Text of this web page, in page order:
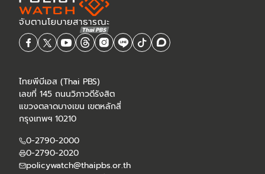
ไทยพีบีเอส (Thai PBS)
เลขที่ 145 ถนนวิภาวดีรังสิต
แขวงตลาดบางเขน เขตหลักสี่
กรุงเทพฯ 10210
0-2790-2000
0-2790-2020
policywatch@thaipbs.or.th